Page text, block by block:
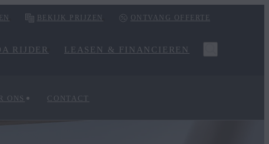
BEKIJK PRIJZEN ONTVANG OFFERTE
RIJDER LEASEN & FINANCIEREN
ONS CONTACT